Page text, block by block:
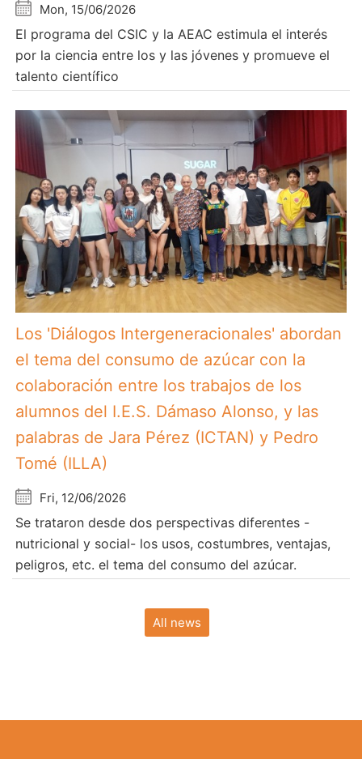
Mon, 15/06/2026
El programa del CSIC y la AEAC estimula el interés
por la ciencia entre los y las jóvenes y promueve el
talento científico
Los 'Diálogos Intergeneracionales' abordan
el tema del consumo de azúcar con la
colaboración entre los trabajos de los
alumnos del I.E.S. Dámaso Alonso, y las
palabras de Jara Pérez (ICTAN) y Pedro
Tomé (ILLA)
Fri, 12/06/2026
Se trataron desde dos perspectivas diferentes -
nutricional y social- los usos, costumbres, ventajas,
peligros, etc. el tema del consumo del azúcar.
All news